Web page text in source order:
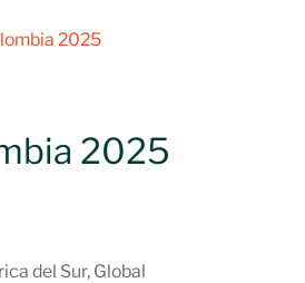
2025
2025
del Sur, Global